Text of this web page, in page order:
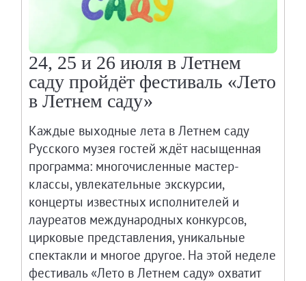
24, 25 и 26 июля в Летнем
саду пройдёт фестиваль «Лето
в Летнем саду»
Каждые выходные лета в Летнем саду
Русского музея гостей ждёт насыщенная
программа: многочисленные мастер-
классы, увлекательные экскурсии,
концерты известных исполнителей и
лауреатов международных конкурсов,
цирковые представления, уникальные
спектакли и многое другое. На этой неделе
фестиваль «Лето в Летнем саду» охватит